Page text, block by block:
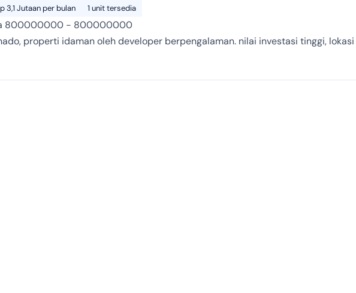
3,1 Jutaan per bulan 1 unit tersedia
800000000 - 800000000
properti idaman oleh developer berpengalaman. nilai investasi tinggi,